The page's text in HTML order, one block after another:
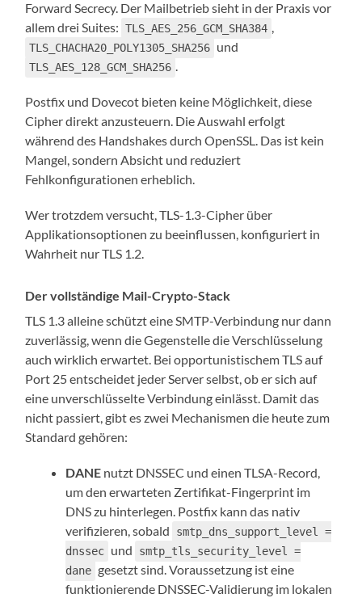
Forward Secrecy. Der Mailbetrieb sieht in der Praxis vor
allem drei Suites: TLS_AES_256_GCM_SHA384 ,
TLS_CHACHA20_POLY1305_SHA256 und
TLS_AES_128_GCM_SHA256 .
Postfix und Dovecot bieten keine Möglichkeit, diese
Cipher direkt anzusteuern. Die Auswahl erfolgt
während des Handshakes durch OpenSSL. Das ist kein
Mangel, sondern Absicht und reduziert
Fehlkonfigurationen erheblich.
Wer trotzdem versucht, TLS-1.3-Cipher über
Applikationsoptionen zu beeinflussen, konfiguriert in
Wahrheit nur TLS 1.2.
Der vollständige Mail-Crypto-Stack
TLS 1.3 alleine schützt eine SMTP-Verbindung nur dann
zuverlässig, wenn die Gegenstelle die Verschlüsselung
auch wirklich erwartet. Bei opportunistischem TLS auf
Port 25 entscheidet jeder Server selbst, ob er sich auf
eine unverschlüsselte Verbindung einlässt. Damit das
nicht passiert, gibt es zwei Mechanismen die heute zum
Standard gehören:
DANE nutzt DNSSEC und einen TLSA-Record,
um den erwarteten Zertifikat-Fingerprint im
DNS zu hinterlegen. Postfix kann das nativ
verifizieren, sobald
smtp_dns_support_level =
dnssec und
smtp_tls_security_level =
dane gesetzt sind. Voraussetzung ist eine
funktionierende DNSSEC-Validierung im lokalen